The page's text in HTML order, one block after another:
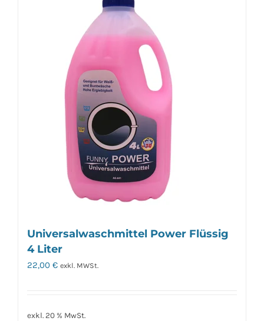
Universalwaschmittel Power Flüssig
4 Liter
22,00 € exkl. MWSt.
exkl. 20 % MwSt.